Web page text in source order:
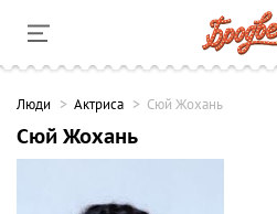
Люди Актриса Сюй Жохань
Сюй Жохань